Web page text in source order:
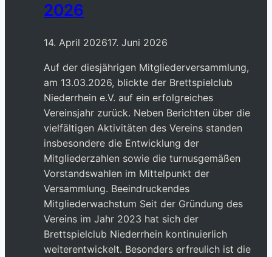
2026
14. April 202617. Juni 2026
Auf der diesjährigen Mitgliederversammlung,
am 13.03.2026, blickte der Brettspielclub
Niederrhein e.V. auf ein erfolgreiches
Vereinsjahr zurück. Neben Berichten über die
vielfältigen Aktivitäten des Vereins standen
insbesondere die Entwicklung der
Mitgliederzahlen sowie die turnusgemäßen
Vorstandswahlen im Mittelpunkt der
Versammlung. Beeindruckendes
Mitgliederwachstum Seit der Gründung des
Vereins im Jahr 2023 hat sich der
Brettspielclub Niederrhein kontinuierlich
weiterentwickelt. Besonders erfreulich ist die